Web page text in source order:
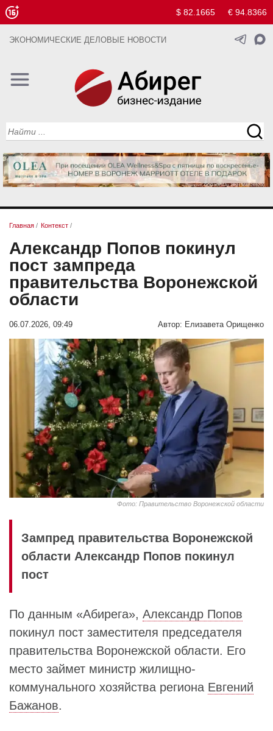
$ 82.1665 € 94.8366
ЭКОНОМИЧЕСКИЕ ДЕЛОВЫЕ НОВОСТИ
Главная / Контекст /
Александр Попов покинул
пост зампреда
правительства Воронежской
области
06.07.2026, 09:49 Автор: Елизавета Орищенко
Фото: Правительство Воронежской области
Зампред правительства Воронежской
области Александр Попов покинул
пост
По данным «Абирега», Александр Попов
покинул пост заместителя председателя
правительства Воронежской области. Его
место займет министр жилищно-
коммунального хозяйства региона Евгений
Бажанов.